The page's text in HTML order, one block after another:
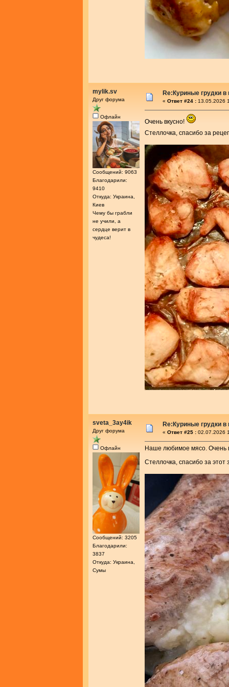
mylik.sv
Друг форума
Офлайн
Сообщений: 9063
Благодарили:
9410
Откуда: Украина,
Киев
Чему бы грабли
не учили, а
сердце верит в
чудеса!
Re:Куриные грудки
« Ответ #24 : 13.05.2026
Очень вкусно!
Стеллочка, спасибо за
sveta_3ay4ik
Друг форума
Офлайн
Сообщений: 3205
Благодарили:
3837
Откуда: Украина,
Сумы
Re:Куриные грудки
« Ответ #25 : 02.07.2026
Наше любимое мясо. Очень
Стеллочка, спасибо за